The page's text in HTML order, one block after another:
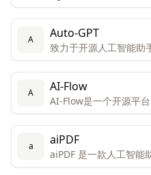
浏览器中创建和部署可
A Auto-GPT
致力于开源人工智能助
A AI-Flow
AI-Flow是一个开源平
创建自定义的AI工具。
便于他们连接和组合不
a aiPDF
aiPDF 是一款人工智能
效率和体验。